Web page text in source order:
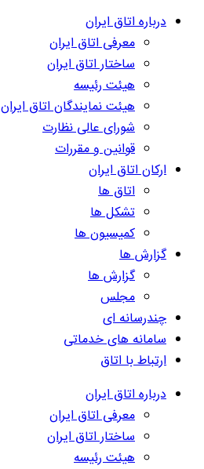
درباره اتاق ایران
معرفی اتاق ایران
ساختار اتاق ایران
هیئت رئیسه
هیئت نمایندگان اتاق ایران
شورای عالی نظارت
قوانین و مقررات
ارکان اتاق ایران
اتاق ها
تشکل ها
کمیسیون ها
گزارش ها
گزارش ها
مجلس
چندرسانه ای
سامانه های خدماتی
ارتباط با اتاق
درباره اتاق ایران
معرفی اتاق ایران
ساختار اتاق ایران
هیئت رئیسه